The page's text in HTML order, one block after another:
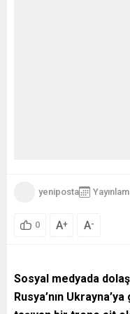
yeniposta
0 A+ A-
Sosyal medyada
Rusya’nın